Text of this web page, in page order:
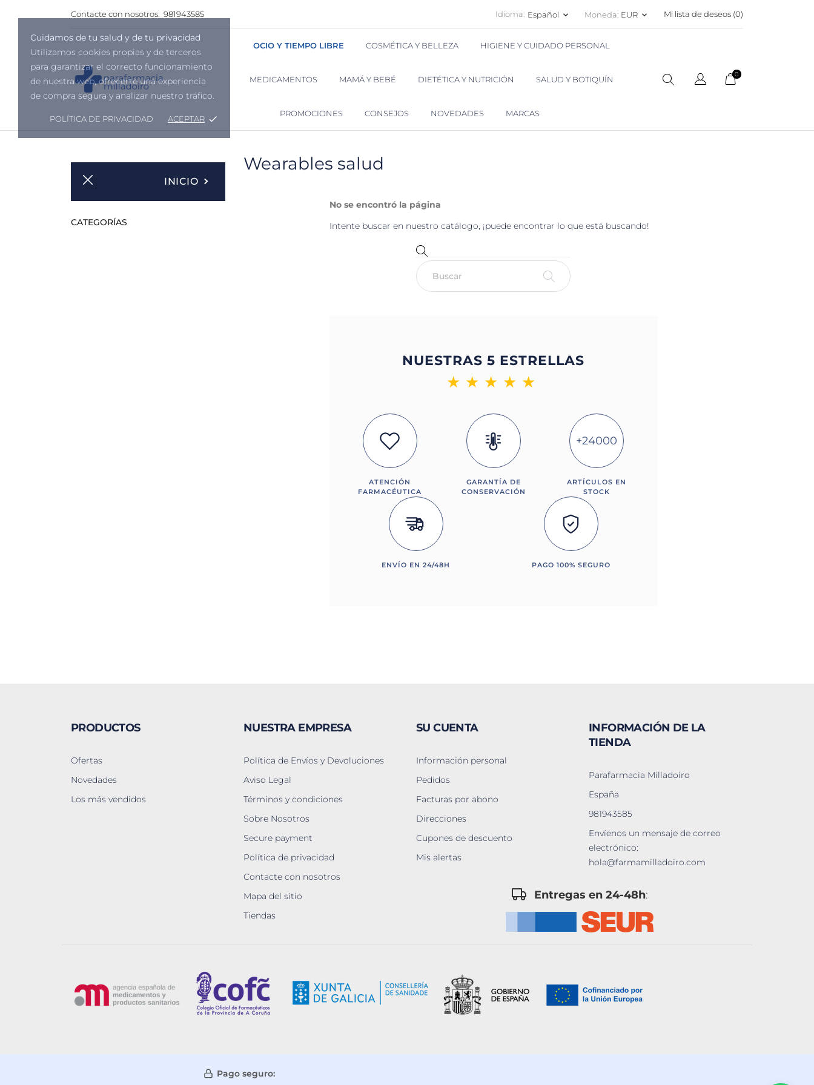
Cuidamos de tu salud y de tu privacidad
Utilizamos cookies propias y de terceros
para garantizar el correcto funcionamiento
de nuestra web, ofrecerte una experiencia
de compra segura y analizar nuestro tráfico.
POLÍTICA DE PRIVACIDAD ACEPTAR done
Contacte con nosotros: 981943585 Idioma: Español keyboard_arrow_down Moneda: EUR keyboard_arrow_down Mi lista de deseos (0)
OCIO Y TIEMPO LIBRE COSMÉTICA Y BELLEZA HIGIENE Y CUIDADO PERSONAL
MEDICAMENTOS MAMÁ Y BEBÉ DIETÉTICA Y NUTRICIÓN SALUD Y BOTIQUÍN
PROMOCIONES CONSEJOS NOVEDADES MARCAS
0
INICIO
CATEGORÍAS
Wearables salud
No se encontró la página
Intente buscar en nuestro catálogo, ¡puede encontrar lo que está buscando!
NUESTRAS 5 ESTRELLAS
★ ★ ★ ★ ★
ATENCIÓN
FARMACÉUTICA
GARANTÍA DE
CONSERVACIÓN
+24000
ARTÍCULOS EN
STOCK
ENVÍO EN 24/48H PAGO 100% SEGURO
PRODUCTOS
Ofertas
Novedades
Los más vendidos
NUESTRA EMPRESA
Política de Envíos y Devoluciones
Aviso Legal
Términos y condiciones
Sobre Nosotros
Secure payment
Política de privacidad
Contacte con nosotros
Mapa del sitio
Tiendas
SU CUENTA
Información personal
Pedidos
Facturas por abono
Direcciones
Cupones de descuento
Mis alertas
INFORMACIÓN DE LA
TIENDA
Parafarmacia Milladoiro
España
981943585
Envíenos un mensaje de correo
electrónico:
hola@farmamilladoiro.com
Entregas en 24-48h:
Pago seguro: